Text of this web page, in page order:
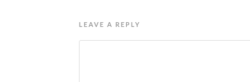
LEAVE A REPLY